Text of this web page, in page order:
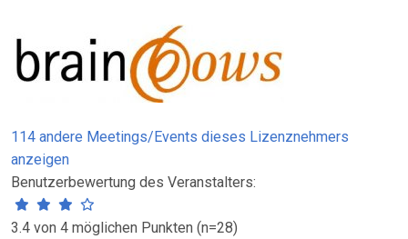
114 andere Meetings/Events dieses Lizenznehmers
anzeigen
Benutzerbewertung des Veranstalters:
3.4 von 4 möglichen Punkten (n=28)